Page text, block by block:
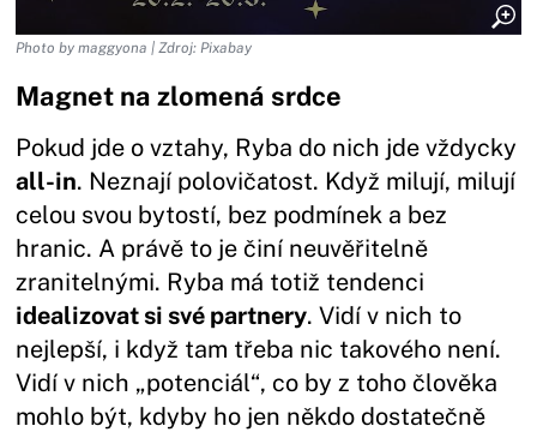
Photo by maggyona | Zdroj: Pixabay
Magnet na zlomená srdce
Pokud jde o vztahy, Ryba do nich jde vždycky
all-in. Neznají polovičatost. Když milují, milují
celou svou bytostí, bez podmínek a bez
hranic. A právě to je činí neuvěřitelně
zranitelnými. Ryba má totiž tendenci
idealizovat si své partnery. Vidí v nich to
nejlepší, i když tam třeba nic takového není.
Vidí v nich „potenciál“, co by z toho člověka
mohlo být, kdyby ho jen někdo dostatečně